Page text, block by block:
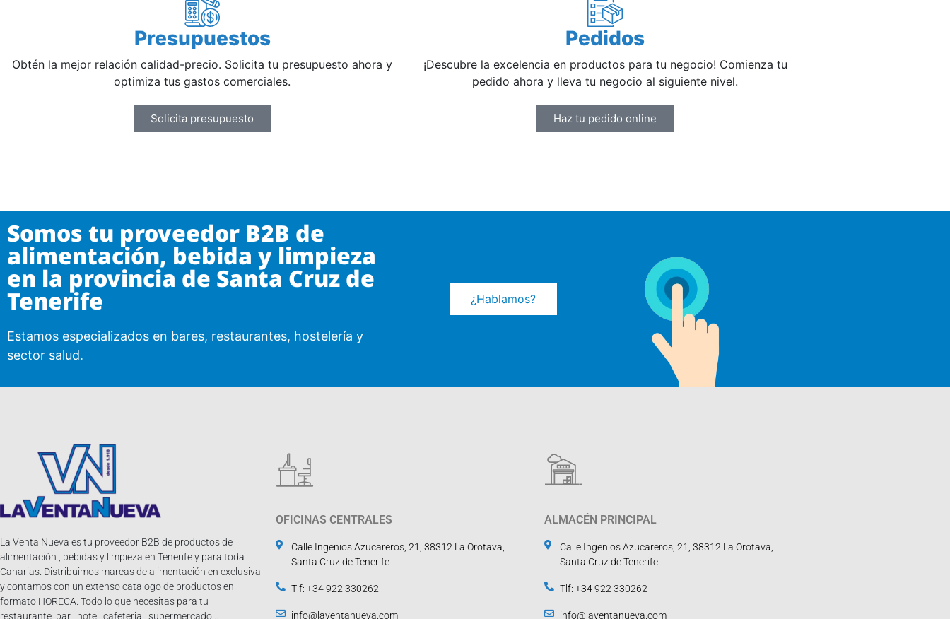
Presupuestos
Obtén la mejor relación calidad-precio. Solicita tu presupuesto ahora y
optimiza tus gastos comerciales.
Solicita presupuesto
Pedidos
¡Descubre la excelencia en productos para tu negocio! Comienza tu
pedido ahora y lleva tu negocio al siguiente nivel.
Haz tu pedido online
Somos tu proveedor B2B de
alimentación, bebida y limpieza
en la provincia de Santa Cruz de
Tenerife
Estamos especializados en bares, restaurantes, hostelería y
sector salud.
¿Hablamos?
La Venta Nueva es tu proveedor B2B de productos de
alimentación , bebidas y limpieza en Tenerife y para toda
Canarias. Distribuimos marcas de alimentación en exclusiva
y contamos con un extenso catalogo de productos en
formato HORECA. Todo lo que necesitas para tu
OFICINAS CENTRALES
Calle Ingenios Azucareros, 21, 38312 La Orotava,
Santa Cruz de Tenerife
Tlf: +34 922 330262
info@laventanueva.com
ALMACÉN PRINCIPAL
Calle Ingenios Azucareros, 21, 38312 La Orotava,
Santa Cruz de Tenerife
Tlf: +34 922 330262
info@laventanueva.com